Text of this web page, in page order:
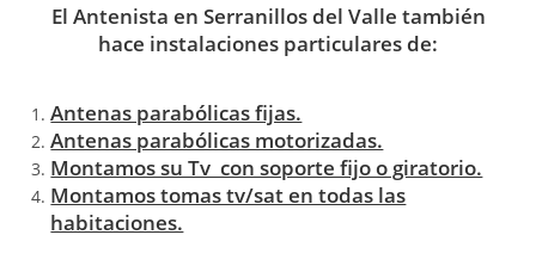
El Antenista en Serranillos del Valle también
hace instalaciones particulares de:
Antenas parabólicas fijas.
Antenas parabólicas motorizadas.
Montamos su Tv con soporte fijo o giratorio.
Montamos tomas tv/sat en todas las
habitaciones.